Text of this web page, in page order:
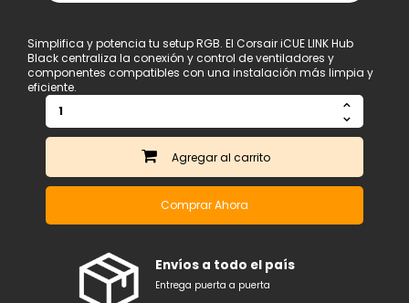
Simplifica y potencia tu setup RGB. El Corsair iCUE LINK Hub
Black centraliza la conexión y control de ventiladores y
componentes compatibles con una instalación más limpia y
eficiente.
Agregar
Comprar Ahora
Envíos a todo el país
Entrega puerta a puerta